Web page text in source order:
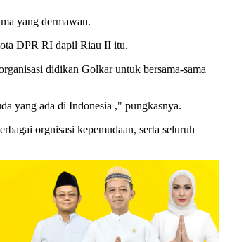
yang dermawan.
DPR RI dapil Riau II itu.
didikan Golkar untuk bersama-sama
yang ada di Indonesia ," pungkasnya.
orgnisasi kepemudaan, serta seluruh